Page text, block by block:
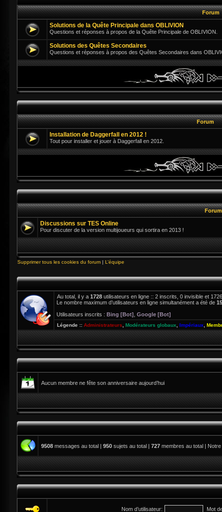
Forum
Solutions de la Quête Principale dans OBLIVION
Questions et réponses à propos de la Quête Principale de OBLIVION.
Solutions des Quêtes Secondaires
Questions et réponses à propos des Quêtes Secondaires dans
Forum
Installation de Daggerfall en 2012 !
Tout pour installer et jouer à Daggerfall en 2012.
Discussions sur TES Online
Pour discuter de la version multijoueurs qui sortira en 2013 !
Supprimer tous les cookies du forum | L’équipe
Au total, il y a 1728 utilisateurs en ligne :: 2 inscrits, 0 invisible et
Le nombre maximum d’utilisateurs en ligne simultanément a été de
Utilisateurs inscrits : Bing [Bot] Google [Bot]
Légende :: Administrateurs Modérateurs globaux Impériaux
Aucun membre ne fête son anniversaire aujourd’hui
9508 messages au total | 950 sujets au total | 727 membres au total |
Nom d’utilisateur: Mot